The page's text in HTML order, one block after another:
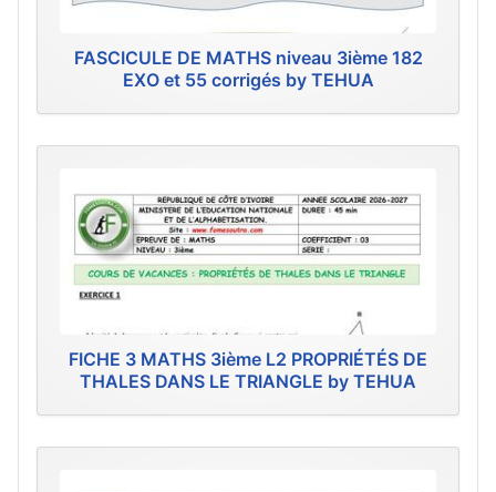
FASCICULE DE MATHS niveau 3ième 182
EXO et 55 corrigés by TEHUA
FICHE 3 MATHS 3ième L2 PROPRIÉTÉS DE
THALES DANS LE TRIANGLE by TEHUA